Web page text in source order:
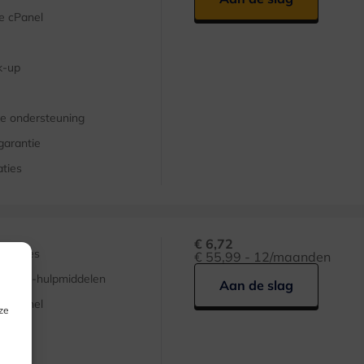
cPanel
up
ondersteuning
versies
hulpmiddelen
cPanel
€ 6,72
€ 55,99 - 12/maanden
Aan de slag